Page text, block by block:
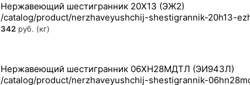
Нержавеющий шестигранник 20Х13 (ЭЖ2)
342 руб. (кг)
Нержавеющий шестигранник 06ХН28МДТЛ (ЭИ943Л)